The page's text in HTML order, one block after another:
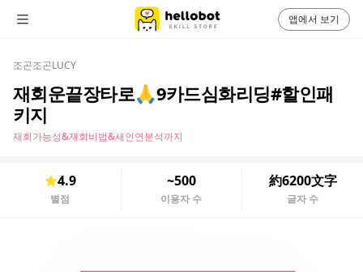
조곤조곤LUCY
재회운끝장타로🙏9카드심화리딩#할인패
키지
재회가능성&재회비법&새인연분석까지
4.9
별점
~500
이용자 수
約6200文字
글자 수
앱에서 보기